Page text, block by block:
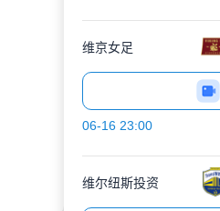
维京女足
06-16 23:00
维尔纽斯投资